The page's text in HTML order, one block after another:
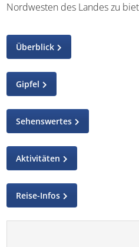
Nordwesten des Landes zu
Überblick
Gipfel
Sehenswertes
Aktivitäten
Reise-Infos